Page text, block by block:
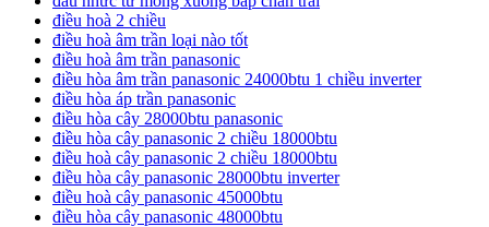
điều hoà 2 chiều
điều hoà âm trần loại nào tốt
điều hoà âm trần panasonic
điều hòa âm trần panasonic 24000btu 1 chiều inverter
điều hòa áp trần panasonic
điều hòa cây 28000btu panasonic
điều hòa cây panasonic 2 chiều 18000btu
điều hoà cây panasonic 2 chiều 18000btu
điều hòa cây panasonic 28000btu inverter
điều hoà cây panasonic 45000btu
điều hòa cây panasonic 48000btu